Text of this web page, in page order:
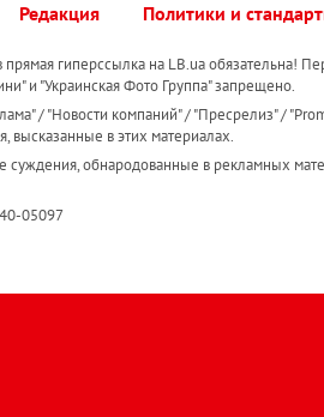
Редакция Политики и
гиперссылка на LB.ua обязательна!
и "Украинская Фото Группа" запрещено.
/ "Новости компаний" / "Пресрелиз" /
высказанные в этих материалах.
обнародованные в рекламных
05097